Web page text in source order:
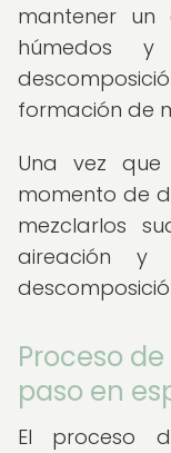
mantener un
húmedos
formación de
Una vez que
momento de
mezclarlos
aireación
Proceso
paso en
El proceso